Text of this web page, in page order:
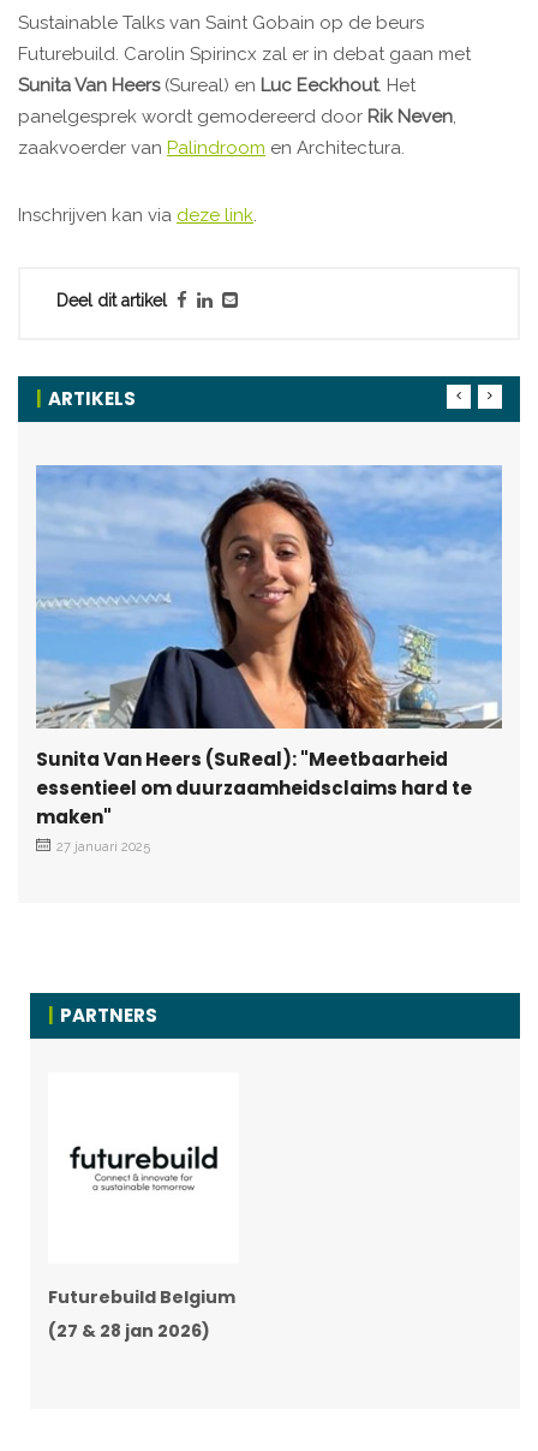
Sustainable Talks van Saint Gobain op de beurs
Futurebuild. Carolin Spirincx zal er in debat gaan met
Sunita Van Heers(Sureal) en Luc Eeckhout. Het
panelgesprek wordt gemodereerd door Rik Neven,
zaakvoerder van Palindroom en Architectura.
Inschrijven kan via deze link.
Deel dit artikel
ARTIKELS
Sunita Van Heers (SuReal): "Meetbaarheid
essentieel om duurzaamheidsclaims hard te
maken"
27 januari 2025
PARTNERS
Futurebuild Belgium
(27 & 28 jan 2026)